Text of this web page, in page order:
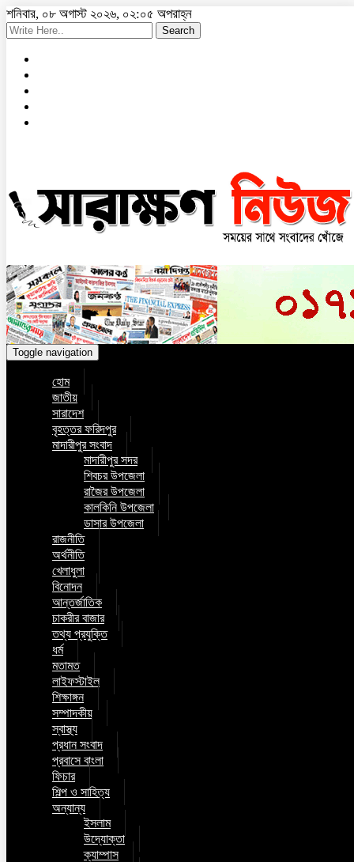
শনিবার, ০৮ অগাস্ট ২০২৬, ০২:০৫ অপরাহ্ন
Search
Toggle navigation
হোম
জাতীয়
সারাদেশ
বৃহত্তর ফরিদপুর
মাদারীপুর সংবাদ
মাদারীপুর সদর
শিবচর উপজেলা
রাজৈর উপজেলা
কালকিনি উপজেলা
ডাসার উপজেলা
রাজনীতি
অর্থনীতি
খেলাধুলা
বিনোদন
আন্তর্জাতিক
চাকরীর বাজার
তথ্য প্রযুক্তি
ধর্ম
মতামত
লাইফস্টাইল
শিক্ষাঙ্গন
সম্পাদকীয়
স্বাস্থ্য
প্রধান সংবাদ
প্রবাসে বাংলা
ফিচার
শিল্প ও সাহিত্য
অন্যান্য
ইসলাম
উদ্যোক্তা
ক্যাম্পাস